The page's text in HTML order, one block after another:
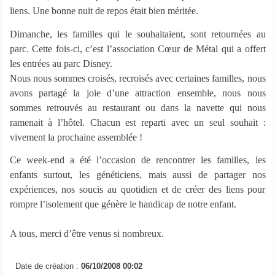
liens. Une bonne nuit de repos était bien méritée.
Dimanche, les familles qui le souhaitaient, sont retournées au
parc. Cette fois-ci, c’est l’association Cœur de Métal qui a offert
les entrées au parc Disney.
Nous nous sommes croisés, recroisés avec certaines familles, nous
avons partagé la joie d’une attraction ensemble, nous nous
sommes retrouvés au restaurant ou dans la navette qui nous
ramenait à l’hôtel. Chacun est reparti avec un seul souhait :
vivement la prochaine assemblée !
Ce week-end a été l’occasion de rencontrer les familles, les
enfants surtout, les généticiens, mais aussi de partager nos
expériences, nos soucis au quotidien et de créer des liens pour
rompre l’isolement que génère le handicap de notre enfant.
A tous, merci d’être venus si nombreux.
Date de création : 06/10/2008 00:02